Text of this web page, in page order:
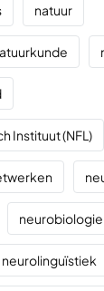
natuur
Instituut (NFL)
neurobiologie
neurolinguïstiek